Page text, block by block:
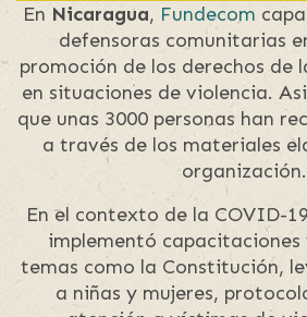
En Nicaragua, Fundecom
defensoras comunitarias
promoción de los derechos de
en situaciones de violencia.
que unas 3000 personas han
a través de los materiales
organización.
En el contexto de la COVID-
implementó capacitaciones
temas como la Constitución,
a niñas y mujeres,